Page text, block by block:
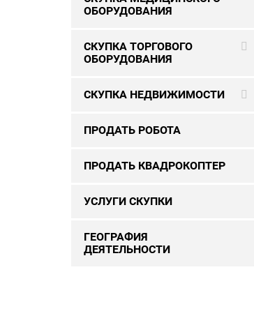
ОБОРУДОВАНИЯ
СКУПКА ТОРГОВОГО
ОБОРУДОВАНИЯ
СКУПКА НЕДВИЖИМОСТИ
ПРОДАТЬ РОБОТА
ПРОДАТЬ КВАДРОКОПТЕР
УСЛУГИ СКУПКИ
ГЕОГРАФИЯ
ДЕЯТЕЛЬНОСТИ